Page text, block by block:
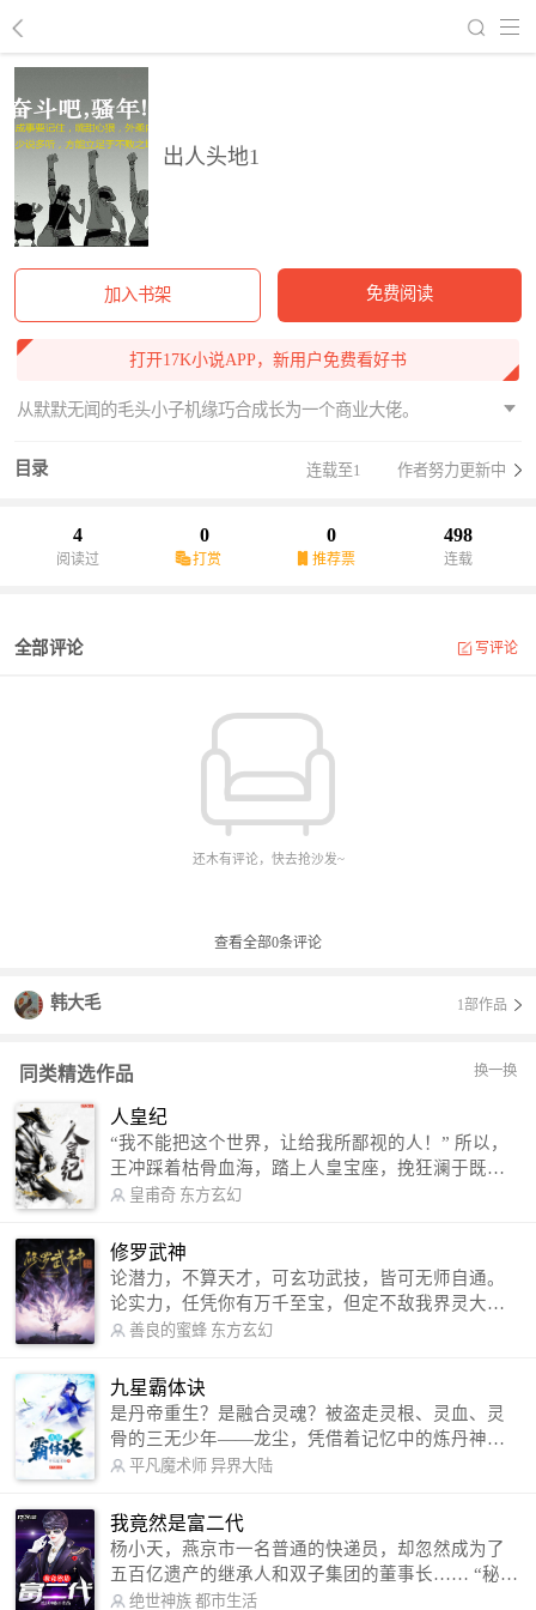
出人头地1
加入书架 免费阅读
打开17K小说APP，新用户免费看好书
从默默无闻的毛头小子机缘巧合成长为一个商业大佬。
目录 连载至1 作者努力更新中
4
阅读过
0
打赏
0
推荐票
498
连载
全部评论 写评论
还木有评论，快去抢沙发~
查看全部0条评论
韩大毛 1部作品
同类精选作品 换一换
人皇纪
“我不能把这个世界，让给我所鄙视的人！” 所以，
王冲踩着枯骨血海，踏上人皇宝座，挽狂澜于既
倒，扶大厦之将倾，成就了一段无上的传说！ 微信
微博：皇甫奇（地址：http://weibo.com/u/25284575
87） QQ交流群：320238210【普通群】 574501330
【VIP订阅群】 欢迎大家关注。
皇甫奇 东方玄幻
修罗武神
论潜力，不算天才，可玄功武技，皆可无师自通。
论实力，任凭你有万千至宝，但定不敌我界灵大
军。 我是谁？天下众生视我为修罗，却不知，我以
信公众号：善良的蜜蜂后援会）
善良的蜜蜂 东方玄幻
九星霸体诀
是丹帝重生？是融合灵魂？被盗走灵根、灵血、灵
骨的三无少年——龙尘，凭借着记忆中的炼丹神
术，修行神秘功法九星霸体诀，拨开重重迷雾，解
勾搭各色美女，镇压恶鬼邪神。 江湖传闻：龙
尘一到，地吼天啸。龙尘一出，鬼泣神哭。 本
故事纯属虚构，如有雷同，那就是真事儿，想要对
号入座，抓紧时间进群：487963015 微信公众号：
平凡魔术师 异界大陆
我竟然是富二代
杨小天，燕京市一名普通的快递员，却忽然成为了
五百亿遗产的继承人和双子集团的董事长…… “秘
书，给我定制一套百亿富翁的吃喝住行标准！” “好
绝世神族 都市生活